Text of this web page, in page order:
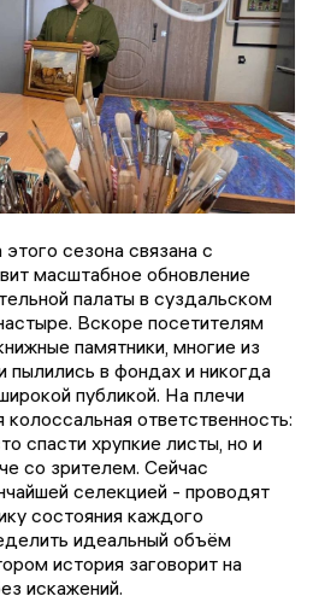
сезона связана с
масштабное обновление
палаты в суздальском
Вскоре посетителям
памятники, многие из
пылились в фондах и никогда
публикой. На плечи
ответственность:
спасти хрупкие листы, но и
со зрителем. Сейчас
селекцией - проводят
состояния каждого
идеальный объём
история заговорит на
искажений.